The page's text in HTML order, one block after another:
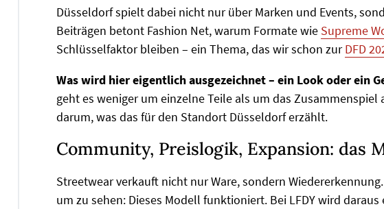
Düsseldorf spielt dabei nicht nur über Marken und Events,
Beiträgen betont Fashion Net, warum Formate wie Supreme
Schlüsselfaktor bleiben – ein Thema, das wir schon zurDFD
Was wird hier eigentlich ausgezeichnet – ein Look oder ein
geht es weniger um einzelne Teile als um das
darum, was das für den Standort Düsseldorf erzählt.
Community, Preislogik, Expansion: das
Streetwear verkauft nicht nur Ware, sondern
um zu sehen: Dieses Modell funktioniert. Bei LFDY wird